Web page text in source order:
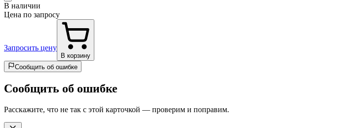
В наличии
Цена по запросу
Запросить цену
В корзину
Сообщить об ошибке
Сообщить об ошибке
Расскажите, что не так с этой карточкой — проверим и поправим.